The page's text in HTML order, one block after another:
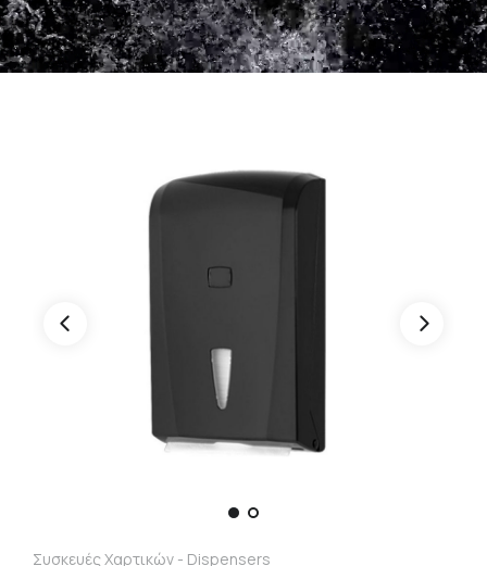
Χώρων Υγεινής
Φροντίδα Χαλιών
Συσκευές Χαρτικών - Dispensers